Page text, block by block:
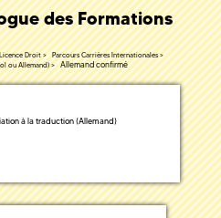
des Formations
Licence Droit
Parcours Carrières Internationales
ou Allemand) Allemand confirmé
à la traduction (Allemand)